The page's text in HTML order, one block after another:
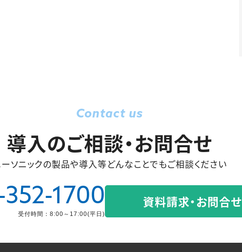
Contact us
導入のご相談・お問合せ
ソニックの製品や導入等どんなことでもご相談ください
1700
受付時間：8:00～17:00(平日)
資料請求・お問合せ